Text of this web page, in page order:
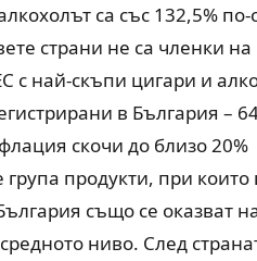
са със 132,5%
страни не са членки
с най-скъпи цигари и
в България –
скочи до близо 20%
група продукти, при
също се оказват
ниво. След